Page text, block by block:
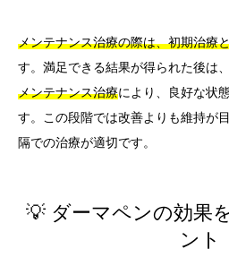
メンテナンス治療の際は、初期治療
す。満足できる結果が得られた後は、
メンテナンス治療により、良好な状
す。この段階では改善よりも維持が
隔での治療が適切です。
💡 ダーマペンの効果
ント